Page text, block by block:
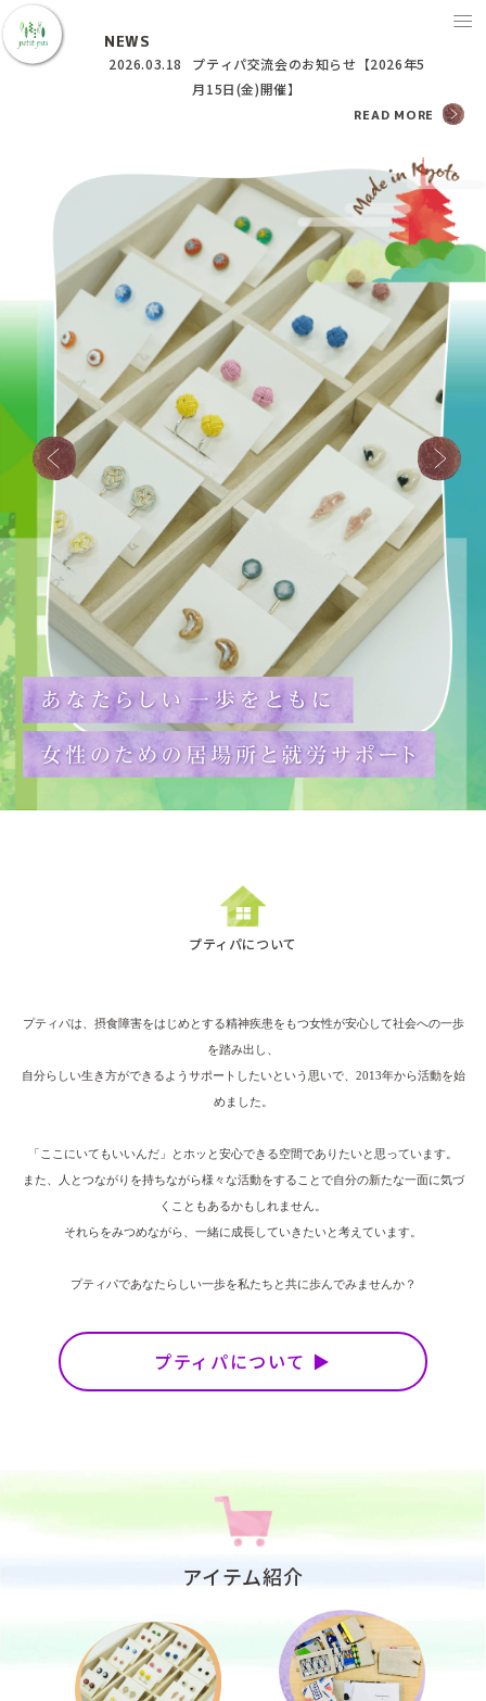
プティパについて
ご利用ガイド
アイテム紹介
プティパブログ
アクセス
お問い合わせフォーム
075-748-7834
（受付時間:火〜金9:30〜17:15
／土9:30〜13:30）
プティパミーティング掲示板 ワークミーティング掲示板
オンラインショップ
NEWS
READ MORE
2026.03.18
プティパ交流会のお知らせ【2026年5
月15日(金)開催】
プティパについて
プティパは、摂食障害をはじめとする精神疾患をもつ女性が安心して社会への一歩
を踏み出し、
自分らしい生き方ができるようサポートしたいという思いで、2013年から活動を始
めました。
「ここにいてもいいんだ」とホッと安心できる空間でありたいと思っています。
また、人とつながりを持ちながら様々な活動をすることで自分の新たな一面に気づ
くこともあるかもしれません。
それらをみつめながら、一緒に成長していきたいと考えています。
プティパであなたらしい一歩を私たちと共に歩んでみませんか？
プティパについて
アイテム紹介